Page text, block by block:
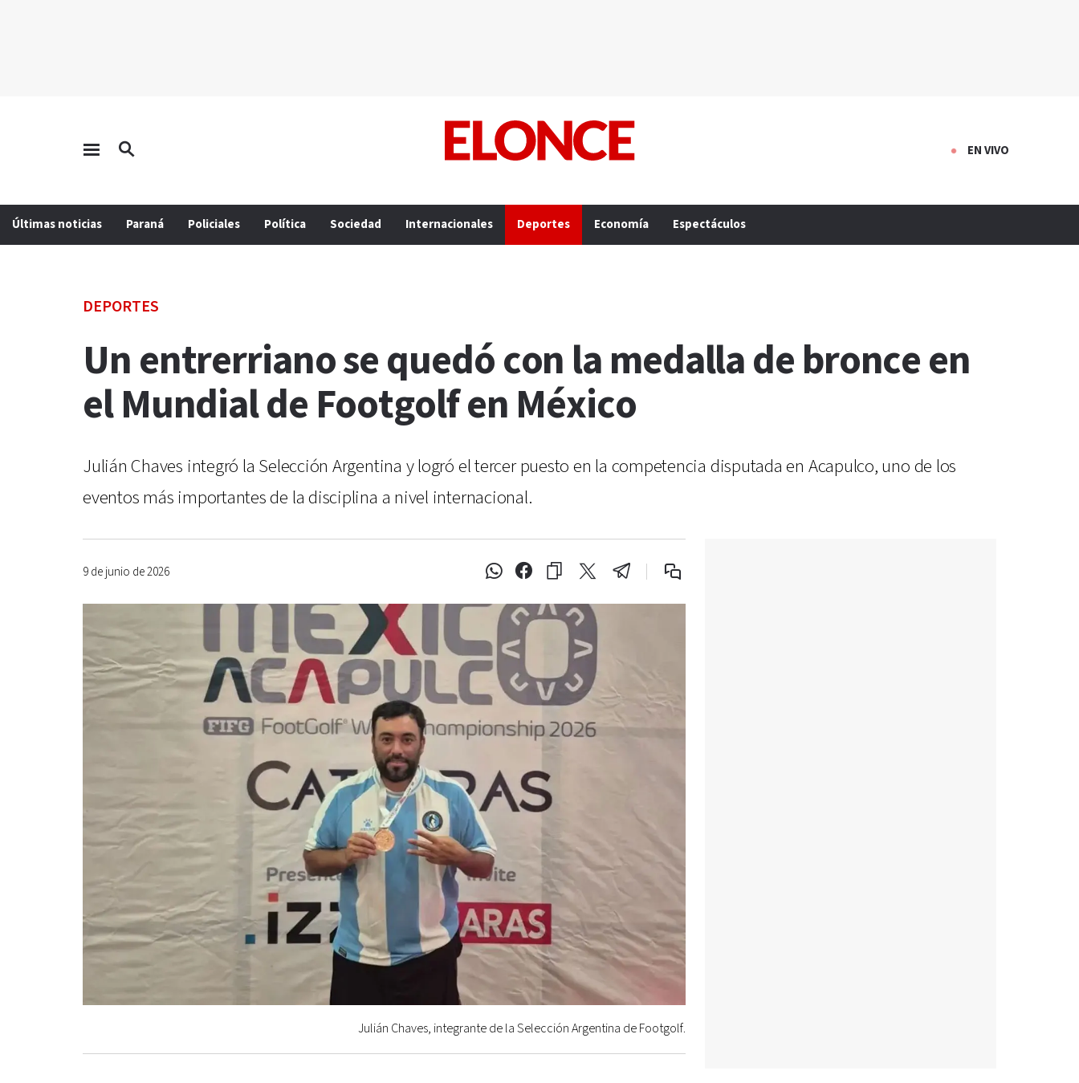
EN VIVO
Últimas noticias Paraná Policiales Política Sociedad Internacionales Deportes Economía Espectáculos
DEPORTES
Un entrerriano se quedó con la medalla de bronce en
el Mundial de Footgolf en México
Julián Chaves integró la Selección Argentina y logró el tercer puesto en la competencia disputada en Acapulco, uno de los
eventos más importantes de la disciplina a nivel internacional.
9 de junio de 2026
Julián Chaves, integrante de la Selección Argentina de Footgolf.